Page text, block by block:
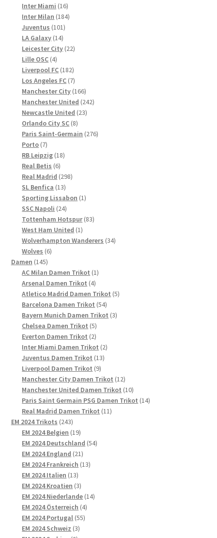
Inter Miami 1616
Produkte
Inter Milan 184184
Juventus 101101
LA Galaxy 1414
Produkte
Leicester City 2222
Lille OSC 44
Produkte
Liverpool FC 182182
Produkte
Los Angeles FC 77
Produkte
Manchester City 166166
Produkte
Manchester United 242242
Newcastle United 2323
Orlando City SC 88
Produkte
Paris Saint-Germain 276276
Porto 77
Produkte
RB Leipzig 1818
Real Betis 66
Produkte
Real Madrid 298298
SL Benfica 1313
Produkte
Sporting Lissabon 11
SSC Napoli 2424
Produkte
Tottenham Hotspur 8383
West Ham United 11
Produkt
Wolverhampton Wanderers 3434
Wolves 66
Damen 145145
Produkte
AC Milan Damen Trikot 11
Arsenal Damen Trikot 44
Produkte
Atletico Madrid Damen Trikot 55
Barcelona Damen Trikot 5454
Produkte
Bayern Munich Damen Trikot 33
Chelsea Damen Trikot 55
Produkte
Everton Damen Trikot 22
Produkte
Inter Miami Damen Trikot 22
Juventus Damen Trikot 1313
Liverpool Damen Trikot 99
Produkte
Manchester City Damen Trikot 1212
Produkte
Manchester United Damen Trikot 1010
Produkte
Paris Saint Germain PSG Damen Trikot 1414
Real Madrid Damen Trikot 1111
EM 2024 Trikots 243243
Produkte
EM 2024 Belgien 1919
Produkte
EM 2024 Deutschland 5454
EM 2024 England 2121
Produkte
EM 2024 Frankreich 1313
EM 2024 Italien 1313
Produkte
EM 2024 Kroatien 33
Produkte
EM 2024 Niederlande 1414
EM 2024 Österreich 44
EM 2024 Portugal 5555
EM 2024 Schweiz 33